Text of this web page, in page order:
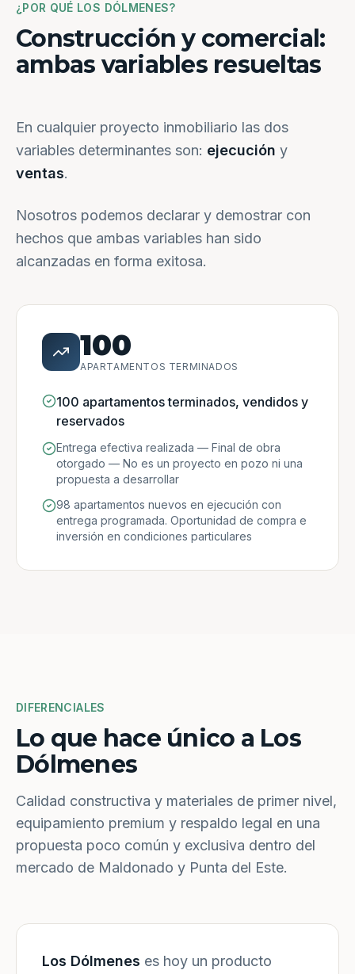
¿POR QUÉ LOS DÓLMENES?
Construcción y comercial:
ambas variables resueltas
En cualquier proyecto inmobiliario las dos
variables determinantes son: ejecución y
ventas.
Nosotros podemos declarar y demostrar con
hechos que ambas variables han sido
alcanzadas en forma exitosa.
100
APARTAMENTOS TERMINADOS
100 apartamentos terminados, vendidos y
reservados
Entrega efectiva realizada — Final de obra
otorgado — No es un proyecto en pozo ni una
propuesta a desarrollar
98 apartamentos nuevos en ejecución con
entrega programada. Oportunidad de compra e
inversión en condiciones particulares
DIFERENCIALES
Lo que hace único a Los
Dólmenes
Calidad constructiva y materiales de primer nivel,
equipamiento premium y respaldo legal en una
propuesta poco común y exclusiva dentro del
mercado de Maldonado y Punta del Este.
Los Dólmenes es hoy un producto